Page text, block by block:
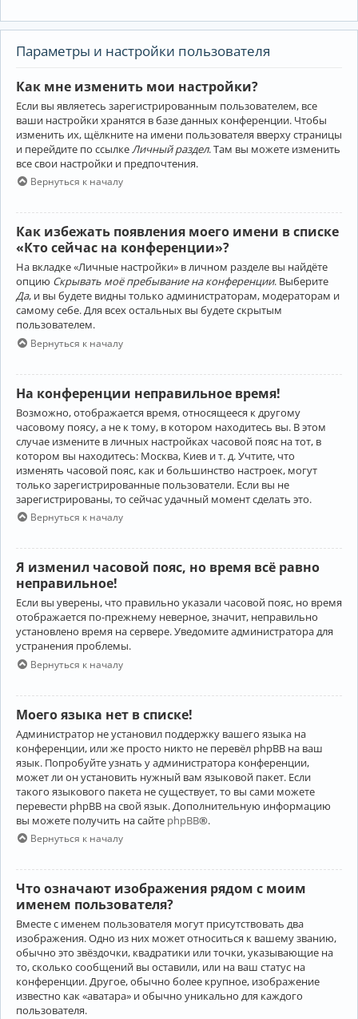
Параметры и настройки пользователя
Как мне изменить мои настройки?
Если вы являетесь зарегистрированным пользователем, все
ваши настройки хранятся в базе данных конференции. Чтобы
изменить их, щёлкните на имени пользователя вверху страницы
и перейдите по ссылке Личный раздел. Там вы можете изменить
все свои настройки и предпочтения.
Вернуться к началу
Как избежать появления моего имени в списке
«Кто сейчас на конференции»?
На вкладке «Личные настройки» в личном разделе вы найдёте
опцию Скрывать моё пребывание на конференции. Выберите
Да, и вы будете видны только администраторам, модераторам и
самому себе. Для всех остальных вы будете скрытым
пользователем.
Вернуться к началу
На конференции неправильное время!
Возможно, отображается время, относящееся к другому
часовому поясу, а не к тому, в котором находитесь вы. В этом
случае измените в личных настройках часовой пояс на тот, в
котором вы находитесь: Москва, Киев и т. д. Учтите, что
изменять часовой пояс, как и большинство настроек, могут
только зарегистрированные пользователи. Если вы не
зарегистрированы, то сейчас удачный момент сделать это.
Вернуться к началу
Я изменил часовой пояс, но время всё равно
неправильное!
Если вы уверены, что правильно указали часовой пояс, но время
отображается по-прежнему неверное, значит, неправильно
установлено время на сервере. Уведомите администратора для
устранения проблемы.
Вернуться к началу
Моего языка нет в списке!
Администратор не установил поддержку вашего языка на
конференции, или же просто никто не перевёл phpBB на ваш
язык. Попробуйте узнать у администратора конференции,
может ли он установить нужный вам языковой пакет. Если
такого языкового пакета не существует, то вы сами можете
перевести phpBB на свой язык. Дополнительную информацию
вы можете получить на сайте phpBB®.
Вернуться к началу
Что означают изображения рядом с моим
именем пользователя?
Вместе с именем пользователя могут присутствовать два
изображения. Одно из них может относиться к вашему званию,
обычно это звёздочки, квадратики или точки, указывающие на
то, сколько сообщений вы оставили, или на ваш статус на
конференции. Другое, обычно более крупное, изображение
известно как «аватара» и обычно уникально для каждого
пользователя.